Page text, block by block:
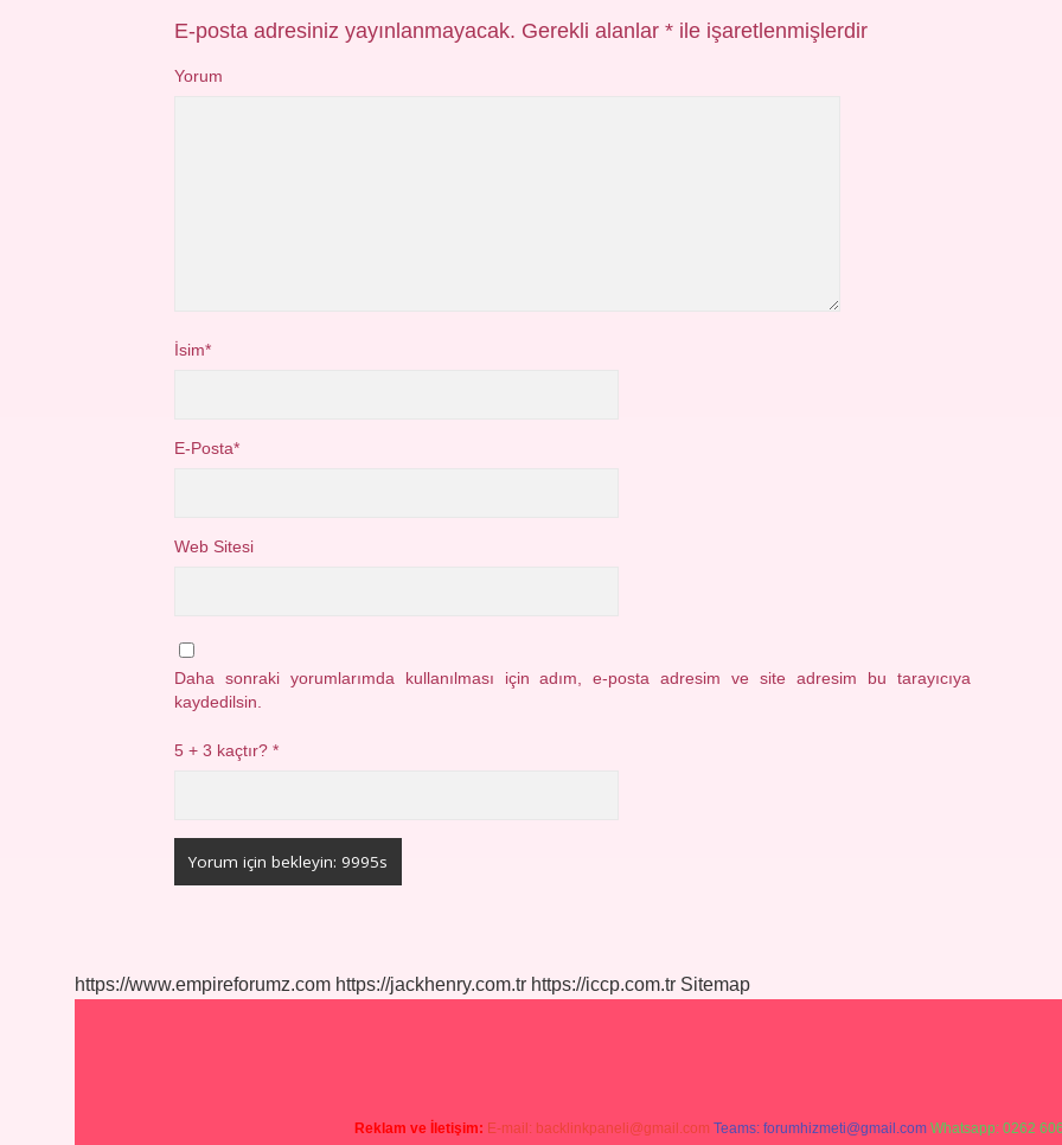
E-posta adresiniz yayınlanmayacak. Gerekli alanlar *ile işaretlenmişlerdir
Yorum
İsim*
E-Posta*
Web Sitesi
Daha sonraki yorumlarımda kullanılması için adım, e-posta adresim ve site adresim bu tarayıcıya
kaydedilsin.
5 + 3 kaçtır? *
https://www.empireforumz.com https://jackhenry.com.tr https://iccp.com.tr Sitemap
Reklam ve İletişim: E-mail: backlinkpaneli@gmail.com Teams: forumhizmeti@gmail.com Whatsapp: 0262